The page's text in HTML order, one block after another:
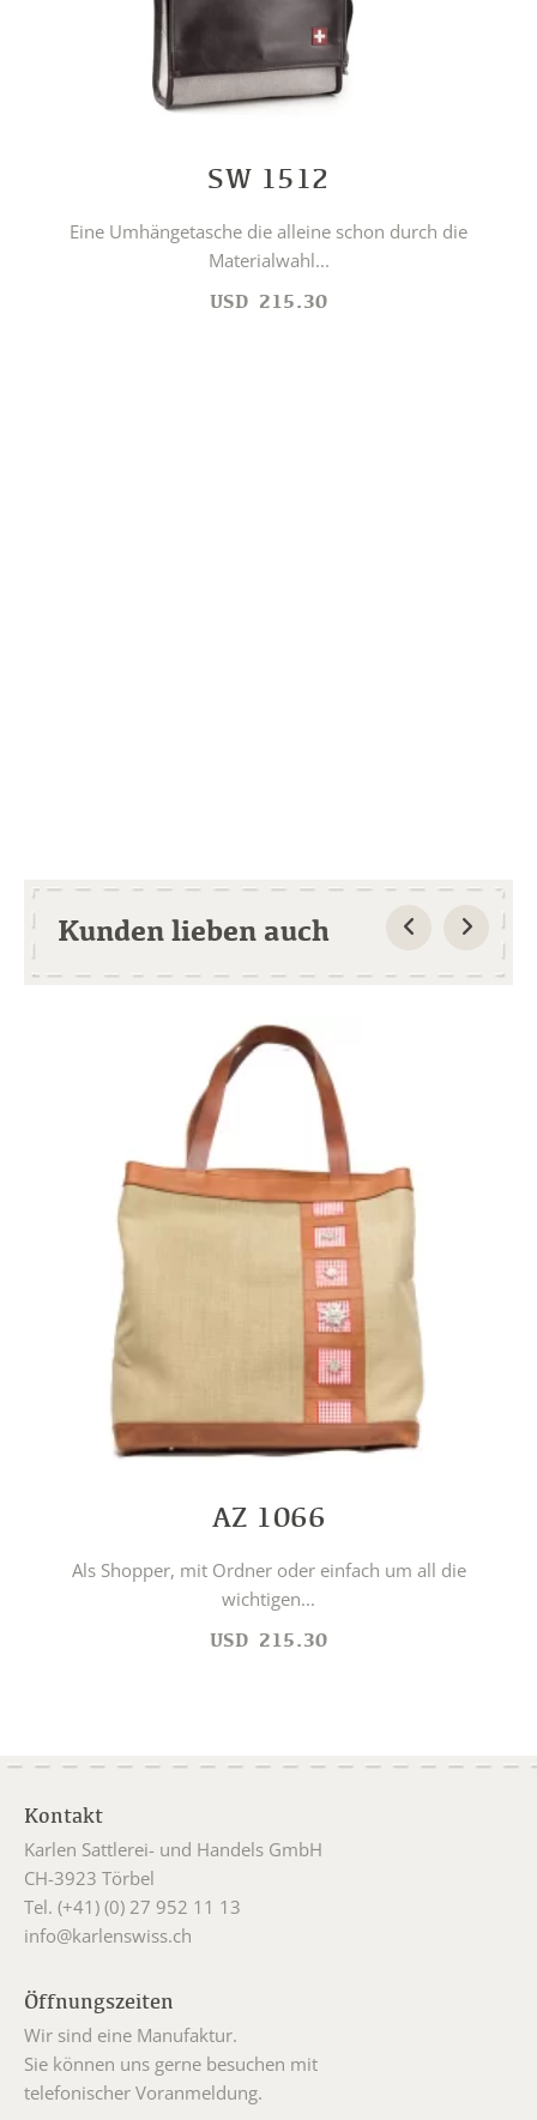
SW 1512
Eine Umhängetasche die alleine schon durch die
Materialwahl...
USD 215.30
Kunden lieben auch
AZ 1066
Als Shopper, mit Ordner oder einfach um all die
wichtigen...
USD 215.30
Kontakt
Karlen Sattlerei- und Handels GmbH
CH-3923 Törbel
Tel. (+41) (0) 27 952 11 13
info@karlenswiss.ch
Öffnungszeiten
Wir sind eine Manufaktur.
Sie können uns gerne besuchen mit
telefonischer Voranmeldung.